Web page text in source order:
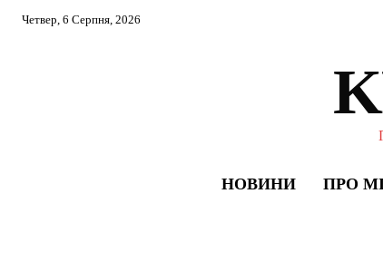
Четвер, 6 Серпня, 2026
НОВИНИ ПРО